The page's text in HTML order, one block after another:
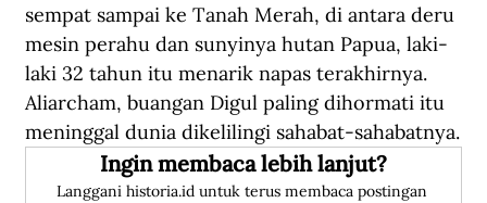
sempat sampai ke Tanah Merah, di antara deru
mesin perahu dan sunyinya hutan Papua, laki-
laki 32 tahun itu menarik napas terakhirnya.
Aliarcham, buangan Digul paling dihormati itu
meninggal dunia dikelilingi sahabat-sahabatnya.
Ingin membaca lebih lanjut?
Langgani historia.id untuk terus membaca postingan